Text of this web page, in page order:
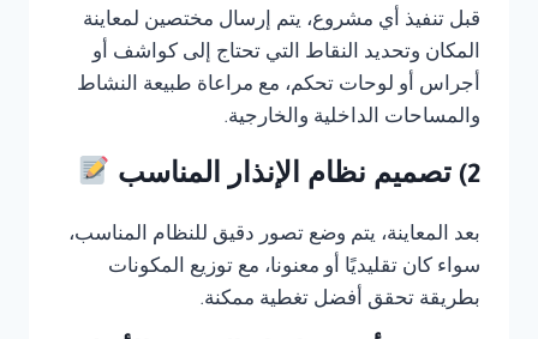
قبل تنفيذ أي مشروع، يتم إرسال مختصين لمعاينة
المكان وتحديد النقاط التي تحتاج إلى كواشف أو
أجراس أو لوحات تحكم، مع مراعاة طبيعة النشاط
والمساحات الداخلية والخارجية.
2) تصميم نظام الإنذار المناسب
بعد المعاينة، يتم وضع تصور دقيق للنظام المناسب،
سواء كان تقليديًا أو معنونا، مع توزيع المكونات
بطريقة تحقق أفضل تغطية ممكنة.